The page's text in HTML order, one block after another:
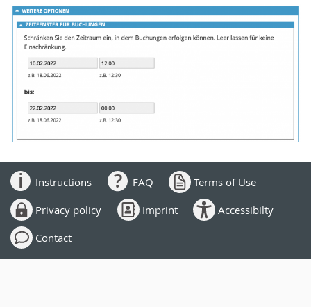
Instructions FAQ
Terms of Use
Privacy policy
Imprint
Accessibilty
Contact